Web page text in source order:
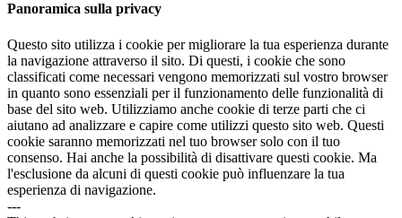
Panoramica sulla privacy
Questo sito utilizza i cookie per migliorare la tua esperienza durante
la navigazione attraverso il sito. Di questi, i cookie che sono
classificati come necessari vengono memorizzati sul vostro browser
in quanto sono essenziali per il funzionamento delle funzionalità di
base del sito web. Utilizziamo anche cookie di terze parti che ci
aiutano ad analizzare e capire come utilizzi questo sito web. Questi
cookie saranno memorizzati nel tuo browser solo con il tuo
consenso. Hai anche la possibilità di disattivare questi cookie. Ma
l'esclusione da alcuni di questi cookie può influenzare la tua
esperienza di navigazione.
---